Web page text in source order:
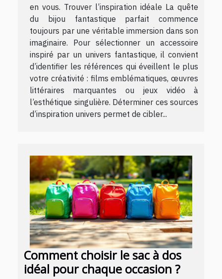
en vous. Trouver l’inspiration idéale La quête
du bijou fantastique parfait commence
toujours par une véritable immersion dans son
imaginaire. Pour sélectionner un accessoire
inspiré par un univers fantastique, il convient
d’identifier les références qui éveillent le plus
votre créativité : films emblématiques, œuvres
littéraires marquantes ou jeux vidéo à
l’esthétique singulière. Déterminer ces sources
d’inspiration univers permet de cibler...
Comment choisir le sac à dos
idéal pour chaque occasion ?